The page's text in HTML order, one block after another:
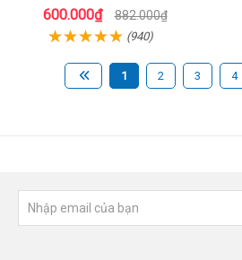
600.000₫ 882.000₫
(940)
1 2 3 4